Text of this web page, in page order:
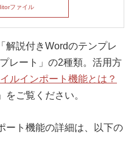
ファイル
解説付きWordのテンプレ
レート」の2種類。活用方
ルインポート機能とは？
」をご覧ください。
ート機能の詳細は、以下の